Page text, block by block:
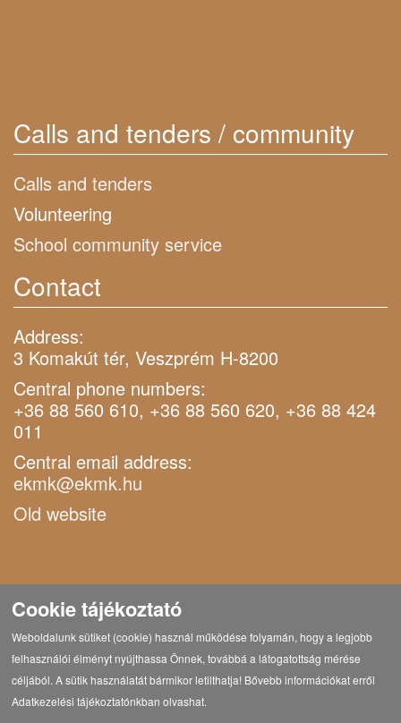
Calls and tenders / community
Calls and tenders
Volunteering
School community service
Contact
Address:
3 Komakút tér, Veszprém H-8200
Central phone numbers:
+36 88 560 610, +36 88 560 620, +36 88 424
011
Central email address:
ekmk@ekmk.hu
Old website
Cookie tájékoztató
Weboldalunk sütiket (cookie) használ működése folyamán, hogy a legjobb
felhasználói élményt nyújthassa Önnek, továbbá a látogatottság mérése
céljából. A sütik használatát bármikor letilthatja! Bővebb információkat erről
Adatkezelési tájékoztatónkban olvashat.